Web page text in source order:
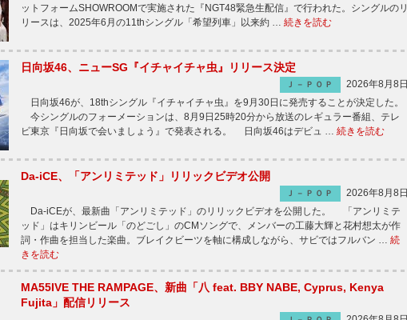
ットフォームSHOWROOMで実施された『NGT48緊急生配信』で行われた。シングルのリ
リースは、2025年6月の11thシングル「希望列車」以来約 … 続きを読む
日向坂46、ニューSG『イチャイチャ虫』リリース決定
Ｊ－ＰＯＰ
2026年8月8日
日向坂46が、18thシングル『イチャイチャ虫』を9月30日に発売することが決定した。
今シングルのフォーメーションは、8月9日25時20分から放送のレギュラー番組、テレ
ビ東京『日向坂で会いましょう』で発表される。 日向坂46はデビュ … 続きを読む
Da-iCE、「アンリミテッド」リリックビデオ公開
Ｊ－ＰＯＰ
2026年8月8日
Da-iCEが、最新曲「アンリミテッド」のリリックビデオを公開した。 「アンリミテ
ッド」はキリンビール「のどごし」のCMソングで、メンバーの工藤大輝と花村想太が作
詞・作曲を担当した楽曲。ブレイクビーツを軸に構成しながら、サビではフルバン … 続
きを読む
MA55IVE THE RAMPAGE、新曲「八 feat. BBY NABE, Cyprus, Kenya
Fujita」配信リリース